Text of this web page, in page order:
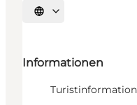
Sprache auswählen
Informationen
Turistinformation